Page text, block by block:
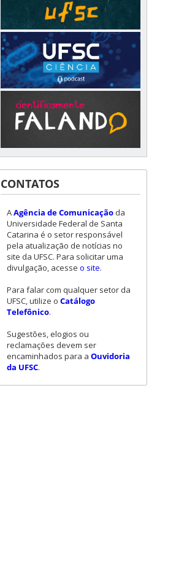
CONTATOS
AAgência de Comunicação da
Universidade Federal de Santa
Catarina é o setor responsável
pela atualização de notícias no
site da UFSC. Para solicitar uma
divulgação, acesse o site.
Para falar com qualquer setor da
UFSC, utilize o Catálogo
Telefônico.
Sugestões, elogios ou
reclamações devem ser
encaminhados para a Ouvidoria
da UFSC.